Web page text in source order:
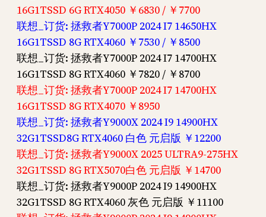
16G1TSSD 6G RTX4050 ￥6830 / ￥7700
联想_订货: 拯救者Y7000P 2024 I7 14650HX
16G1TSSD 8G RTX4060 ￥7530 / ￥8500
联想_订货: 拯救者Y7000P 2024 I7 14700HX
16G1TSSD 8G RTX4060 ￥7820 / ￥8700
联想_订货: 拯救者Y7000P 2024 I7 14700HX
16G1TSSD 8G RTX4070 ￥8950
联想_订货: 拯救者Y9000X 2024 I9 14900HX
32G1TSSD8G RTX4060 白色 元启版 ￥12200
联想_订货: 拯救者Y9000X 2025 ULTRA9-275HX
32G1TSSD 8G RTX5070白色 元启版 ￥14700
联想_订货: 拯救者Y9000P 2024 I9 14900HX
32G1TSSD 8G RTX4060 灰色 元启版 ￥11100